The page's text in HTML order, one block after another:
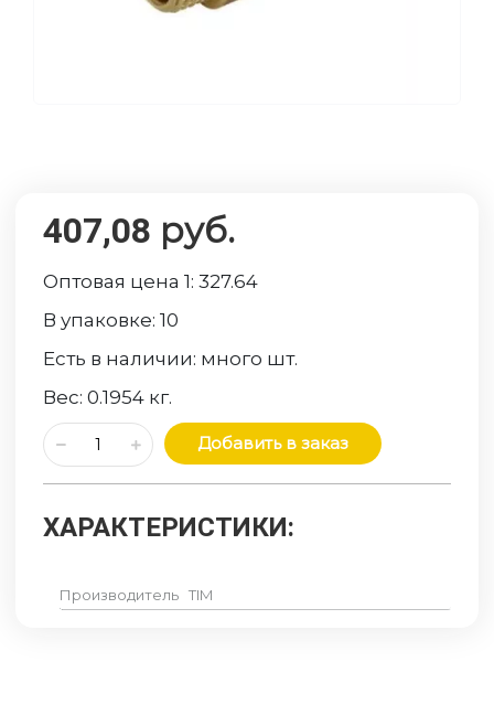
407,08 руб.
Оптовая цена 1:327.64
В упаковке:10
Есть в наличии: много шт.
Вес:0.1954 кг.
Добавить в заказ
ХАРАКТЕРИСТИКИ:
Производитель TIM